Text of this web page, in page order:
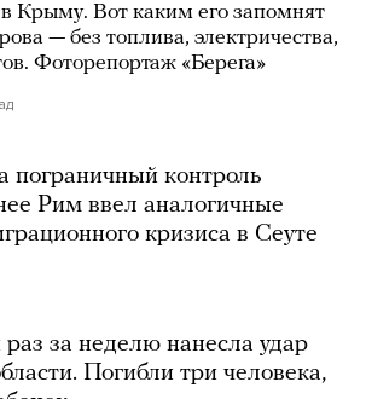
Крыму. Вот каким его запомнят
— без топлива, электричества,
Фоторепортаж «Берега»
пограничный контроль
Рим ввел аналогичные
кризиса в Сеуте
раз за неделю нанесла удар
Погибли три человека,